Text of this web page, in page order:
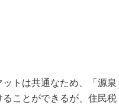
トは共通なため、「源泉
ことができるが、住民税